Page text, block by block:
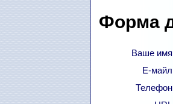
Форма
Ваше
Е-